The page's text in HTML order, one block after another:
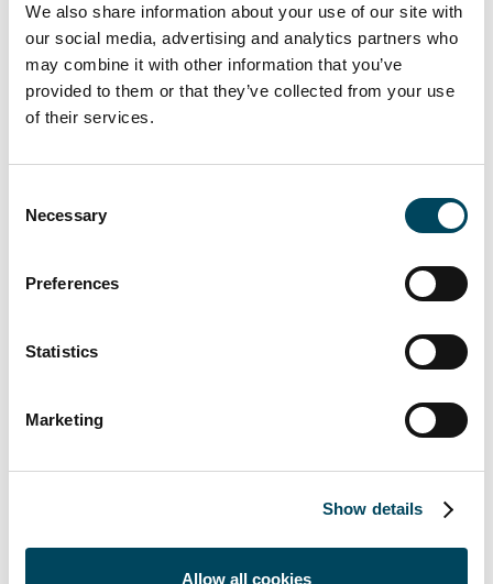
We also share information about your use of our site with
our social media, advertising and analytics partners who
may combine it with other information that you’ve
provided to them or that they’ve collected from your use
of their services.
Selection
Necessary
Preferences
Statistics
Marketing
Show details
Allow all cookies
om omval av
PricewaterhouseCoopers AB till
revisor, med Patrik Adolfson som
huvudansvarig revisor, för perioden
slutet av årsstämman 2018.
att fastställa valberedningens förslag till
För ytterligare information, vänligen
kontakta:
Knut Pedersen
knut.pedersen@catella.se